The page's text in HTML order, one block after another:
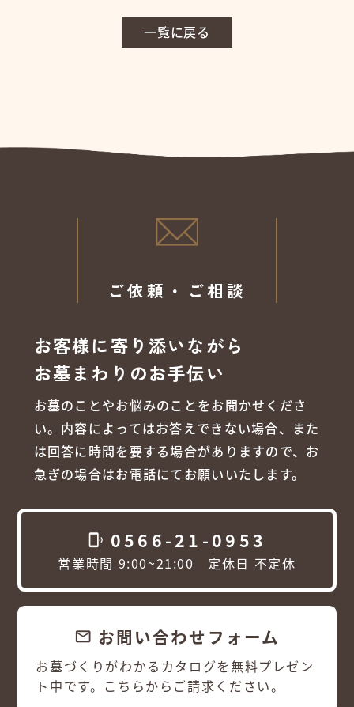
一覧に戻る
ご依頼・ご相談
お客様に寄り添いながら
お墓まわりのお手伝い
お墓のことやお悩みのことをお聞かせくださ
い。内容によってはお答えできない場合、また
は回答に時間を要する場合がありますので、お
急ぎの場合はお電話にてお願いいたします。
phonelink_ring 0566-21-0953
営業時間 9:00~21:00 定休日 不定休
email お問い合わせフォーム
お墓づくりがわかるカタログを無料プレゼン
ト中です。こちらからご請求ください。